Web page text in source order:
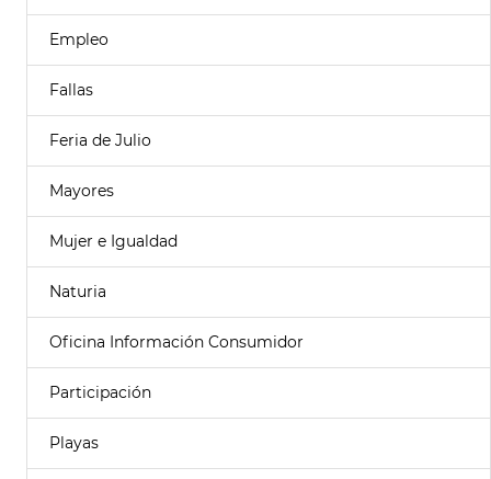
Empleo
Fallas
Feria de Julio
Mayores
Mujer e Igualdad
Naturia
Oficina Información Consumidor
Participación
Playas